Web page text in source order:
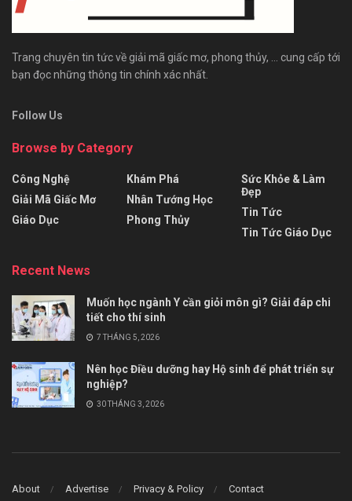
Trang chuyên tin tức về giải mã giấc mơ, phong thủy, ... cung cấp tới
bạn đọc những thông tin chính xác nhất.
Follow Us
Browse by Category
Công Nghệ
Giải Mã Giấc Mơ
Giáo Dục
Khám Phá
Nhân Tướng Học
Phong Thủy
Sức Khỏe & Làm
Đẹp
Tin Tức
Tin Tức Giáo Dục
Recent News
Muốn học ngành Y cần giỏi môn gì? Giải đáp chi
tiết cho thí sinh
7 THÁNG 5, 2026
Nên học Điều dưỡng hay Hộ sinh để phát triển sự
nghiệp?
30 THÁNG 3, 2026
About Advertise Privacy & Policy Contact